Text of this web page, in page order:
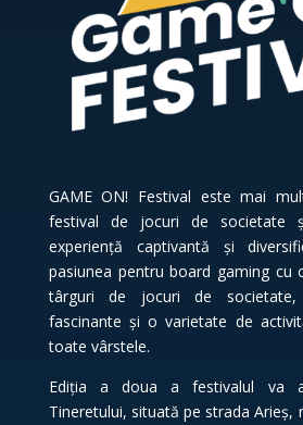
GAME ON! Festival este mai
festival de jocuri de societate
experiență captivantă și
pasiunea pentru board gaming cu
târguri de jocuri de societate,
fascinante și o varietate de
toate vârstele.
Ediția a doua a festivalul va
Tineretului, situată pe strada Arieș,